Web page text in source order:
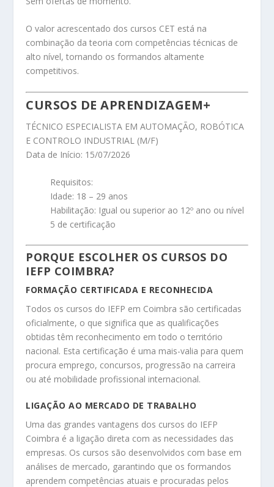
O valor acrescentado dos cursos CET está na
combinação da teoria com competências técnicas de
alto nível, tornando os formandos altamente
competitivos.
CURSOS DE APRENDIZAGEM+
TÉCNICO ESPECIALISTA EM AUTOMAÇÃO, ROBÓTICA
E CONTROLO INDUSTRIAL (M/F)
Data de Início: 15/07/2026
Requisitos:
Idade: 18 – 29 anos
Habilitação: Igual ou superior ao 12º ano ou nível
5 de certificação
PORQUE ESCOLHER OS CURSOS DO
IEFP COIMBRA?
FORMAÇÃO CERTIFICADA E RECONHECIDA
Todos os cursos do IEFP em Coimbra são certificadas
oficialmente, o que significa que as qualificações
obtidas têm reconhecimento em todo o território
nacional. Esta certificação é uma mais-valia para quem
procura emprego, concursos, progressão na carreira
ou até mobilidade profissional internacional.
LIGAÇÃO AO MERCADO DE TRABALHO
Uma das grandes vantagens dos cursos do IEFP
Coimbra é a ligação direta com as necessidades das
empresas. Os cursos são desenvolvidos com base em
análises de mercado, garantindo que os formandos
aprendem competências atuais e procuradas pelos